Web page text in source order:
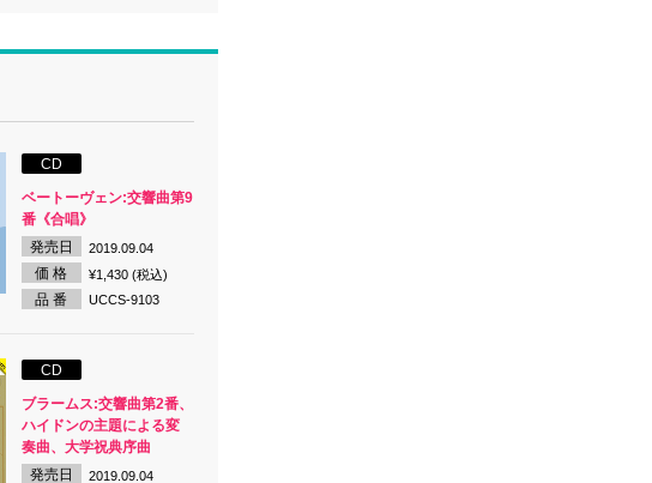
CD
ベートーヴェン:交響曲第9
番《合唱》
発売日
2019.09.04
価 格 ¥1,430 (税込)
品 番 UCCS-9103
CD
ブラームス:交響曲第2番、
ハイドンの主題による変
奏曲、大学祝典序曲
発売日
2019.09.04